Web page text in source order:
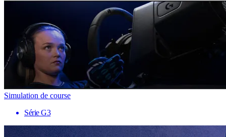
Simulation de course
Série G3